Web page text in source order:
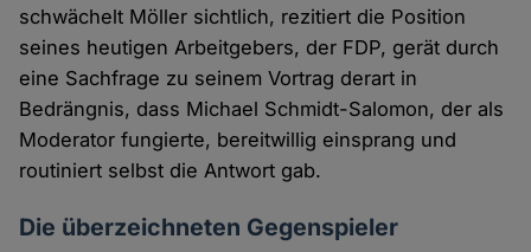
schwächelt Möller sichtlich, rezitiert die Position
seines heutigen Arbeitgebers, der FDP, gerät durch
eine Sachfrage zu seinem Vortrag derart in
Bedrängnis, dass Michael Schmidt-Salomon, der als
Moderator fungierte, bereitwillig einsprang und
routiniert selbst die Antwort gab.
Die überzeichneten Gegenspieler